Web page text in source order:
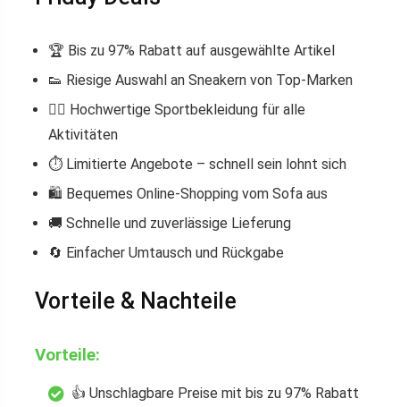
🏆 Bis zu 97% Rabatt auf ausgewählte Artikel
👟 Riesige Auswahl an Sneakern von Top-Marken
🏋️‍♂️ Hochwertige Sportbekleidung für alle
Aktivitäten
⏱️ Limitierte Angebote – schnell sein lohnt sich
🛍️ Bequemes Online-Shopping vom Sofa aus
🚚 Schnelle und zuverlässige Lieferung
🔄 Einfacher Umtausch und Rückgabe
Vorteile & Nachteile
Vorteile:
👍 Unschlagbare Preise mit bis zu 97% Rabatt